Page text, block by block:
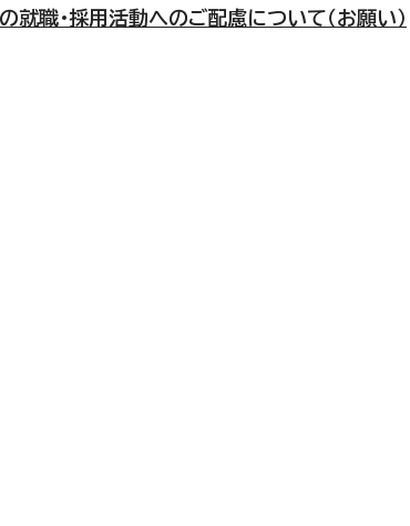
職・採用活動へのご配慮について（お願い）